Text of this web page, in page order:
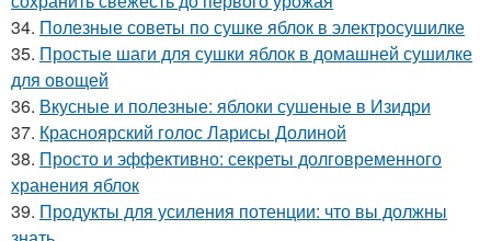
34. Полезные советы по сушке яблок в электросушилке
35. Простые шаги для сушки яблок в домашней сушилке
для овощей
36. Вкусные и полезные: яблоки сушеные в Изидри
37. Красноярский голос Ларисы Долиной
38. Просто и эффективно: секреты долговременного
хранения яблок
39. Продукты для усиления потенции: что вы должны